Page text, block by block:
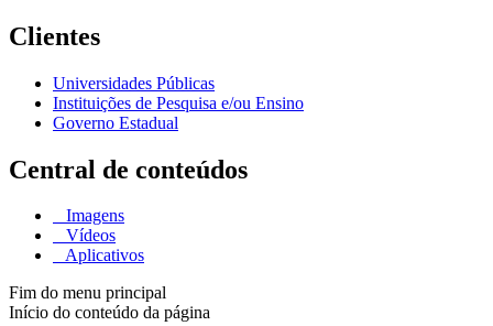
Clientes
Universidades Públicas
Instituições de Pesquisa e/ou Ensino
Governo Estadual
Central de conteúdos
Imagens
Vídeos
Aplicativos
Fim do menu principal
Início do conteúdo da página